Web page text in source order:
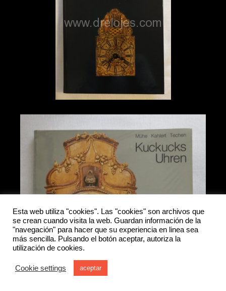
Esta web utiliza "cookies". Las "cookies" son archivos que
se crean cuando visita la web. Guardan información de la
"navegación" para hacer que su experiencia en linea sea
más sencilla. Pulsando el botón aceptar, autoriza la
utilización de cookies.
Cookie settings aceptar